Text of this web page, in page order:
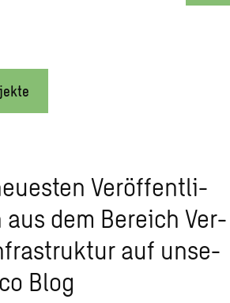
Ver­öf­fent­li­
aus dem Be­reich Ver­
auf un­se­
Blog